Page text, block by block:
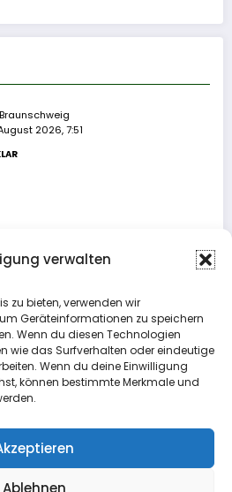
verwalten
zu bieten, verwenden wir
Geräteinformationen zu speichern
Wenn du diesen Technologien
wie das Surfverhalten oder eindeutige
Wenn du deine Einwilligung
können bestimmte Merkmale und
Ablehnen
Braunschweig
2026, 7:51
verpasst